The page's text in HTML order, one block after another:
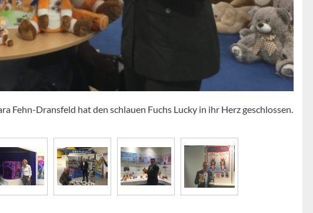
Fehn-Dransfeld hat den schlauen Fuchs Lucky in ihr Herz geschlossen.